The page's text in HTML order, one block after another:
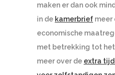
maken er dan ook
in de kamerbrief meer
economische
met betrekking tot
meer over de extra